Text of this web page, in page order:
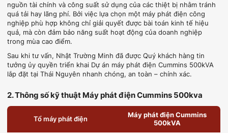
nguồn tài chính và công suất sử dụng của các thiệt bị nhằm tránh
quá tải hay lãng phí. Bởi việc lựa chọn một máy phát điện công
nghiệp phù hợp không chỉ giải quyết được bài toán kinh tế hiệu
quả, mà còn đảm bảo năng suất hoạt động của doanh nghiệp
trong mùa cao điểm.
Sau khi tư vấn, Nhật Trường Minh đã được Quý khách hàng tin
tưởng ủy quyền triển khai Dự án máy phát điện Cummins 500kVA
lắp đặt tại Thái Nguyên nhanh chóng, an toàn – chính xác.
2. Thông số kỹ thuật Máy phát điện Cummins 500kva
Tổ máy phát điện
Máy phát điện Cummins
500kVA